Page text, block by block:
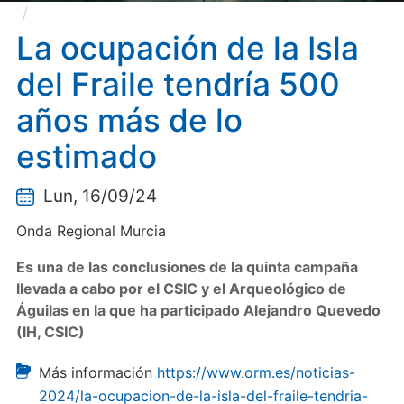
más de lo estimado
La ocupación de la Isla
del Fraile tendría 500
años más de lo
estimado
Lun, 16/09/24
Onda Regional Murcia
Es una de las conclusiones de la quinta campaña
llevada a cabo por el CSIC y el Arqueológico de
Águilas en la que ha participado Alejandro Quevedo
(IH, CSIC)
Más información https://www.orm.es/noticias-
2024/la-ocupacion-de-la-isla-del-fraile-tendria-